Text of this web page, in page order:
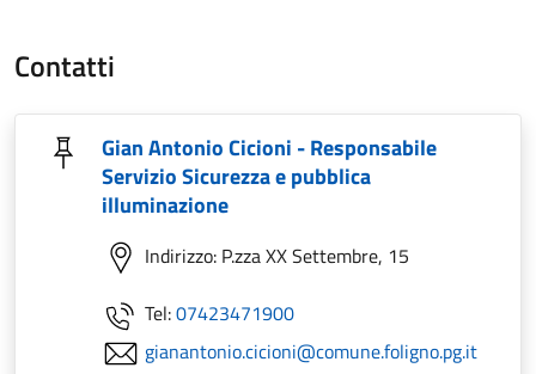
Contatti
Gian Antonio Cicioni - Responsabile
Servizio Sicurezza e pubblica
illuminazione
Indirizzo: P.zza XX Settembre, 15
Tel:07423471900
gianantonio.cicioni@comune.foligno.pg.it